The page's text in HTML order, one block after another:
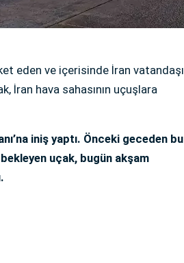
eden ve içerisinde İran vatandaşı
İran hava sahasının uçuşlara
iniş yaptı. Önceki geceden bu
uçak, bugün akşam